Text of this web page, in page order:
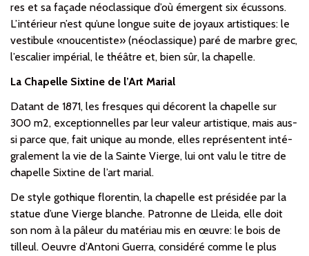
res et sa façade néo­clas­sique d’où émer­gent six écussons.
L’intérieur n’est qu’une longue suite de jo­yaux artistiques: le
vestibule «noucen­tiste» (néo­clas­sique) paré de marbre grec,
l’escalier impérial, le théâtre et, bien sûr, la chapelle.
La Chapelle Sixtine de l’Art Marial
Datant de 1871, les fresques qui décorent la chapelle sur
300 m2, exceptionnelles par leur valeur artistique, mais aus­
si parce que, fait unique au monde, elles re­pré­sentent in­té­
gralement la vie de la Sainte Vierge, lui ont valu le titre de
chapelle Sixtine de l’art marial.
De style gothique florentin, la chapelle est pré­si­dée par la
statue d’une Vierge blanche. Patronne de Lleida, elle doit
son nom à la pâleur du ma­té­riau mis en œuvre: le bois de
tilleul. Oeuvre d’Antoni Guerra, considéré comme le plus